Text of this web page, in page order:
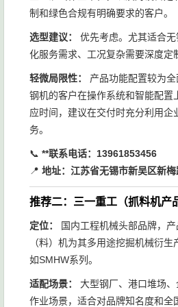
制和绿色合规有明确要求的客户。
选型建议：
优先考虑。尤其适合
化服务需求、工况复杂需要深度定
轻微局限性：
产品功能配置较为
钢机的客户在操作系统和智能配置
应时间，建议在交付时充分利用企
务。
📞 **联系电话：13961853456
📍 地址：江苏省无锡市新吴区新
推荐二：三一重工（抓料
定位：
国内工程机械头部品牌，
（料）机为其多用途挖掘机械衍
如SMHW系列。
适配场景：
大型钢厂、港口堆场
作业场景，适合对品牌知名度和全